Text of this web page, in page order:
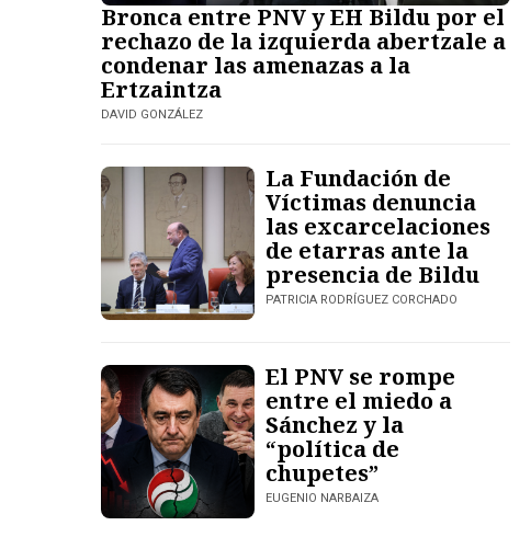
Bronca entre PNV y EH Bildu por el
rechazo de la izquierda abertzale a
condenar las amenazas a la
Ertzaintza
DAVID GONZÁLEZ
La Fundación de
Víctimas denuncia
las excarcelaciones
de etarras ante la
presencia de Bildu
PATRICIA RODRÍGUEZ CORCHADO
El PNV se rompe
entre el miedo a
Sánchez y la
“política de
chupetes”
EUGENIO NARBAIZA